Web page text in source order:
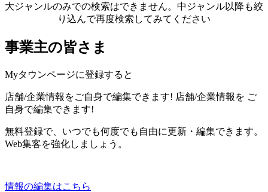
大ジャンルのみでの検索はできません。中ジャンル以降も絞
り込んで再度検索してみてください
事業主の皆さま
Myタウンページに登録すると
店舗/企業情報をご自身で編集できます! 店舗/企業情報を ご
自身で編集できます!
無料登録で、いつでも何度でも自由に更新・編集できます。
Web集客を強化しましょう。
情報の編集はこちら